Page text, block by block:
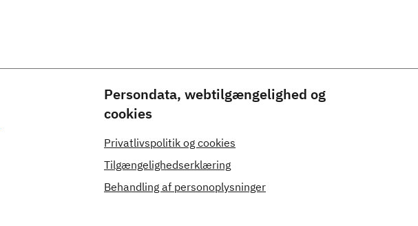
Persondata, webtilgængelighed og
cookies
Privatlivspolitik og cookies
Tilgængelighedserklæring
Behandling af personoplysninger